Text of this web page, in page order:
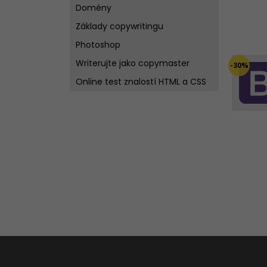
Domény
Základy copywritingu
Photoshop
Writerujte jako copymaster
Online test znalostí HTML a CSS
-30%